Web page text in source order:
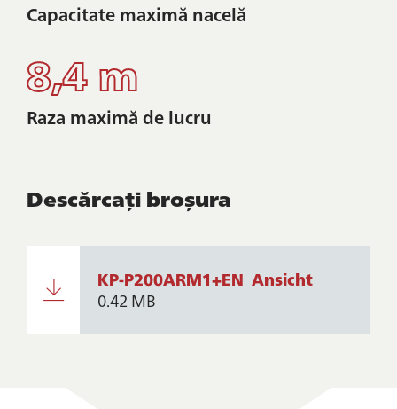
Capacitate maximă nacelă
8,4 m
Raza maximă de lucru
Descărcați broșura
KP-P200ARM1+EN_Ansicht
0.42 MB